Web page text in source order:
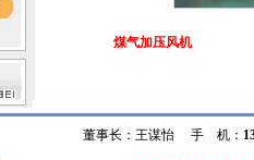
煤气加压风机
董事长：王谋怡 手 机：